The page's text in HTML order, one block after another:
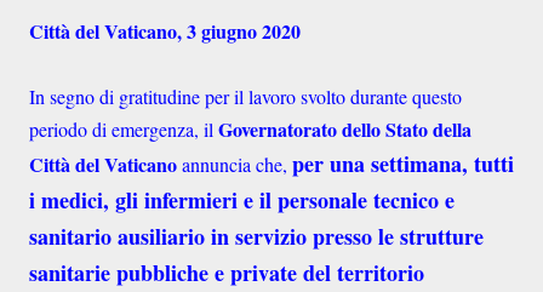
Città del Vaticano, 3 giugno 2020
In segno di gratitudine per il lavoro svolto durante questo
periodo di emergenza, il Governatorato dello Stato della
Città del Vaticanoannuncia che, per una settimana, tutti
i medici, gli infermieri e il personale tecnico e
sanitario ausiliario in servizio presso le strutture
sanitarie pubbliche e private del territorio